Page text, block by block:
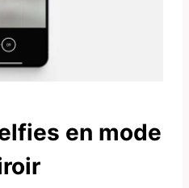
en mode